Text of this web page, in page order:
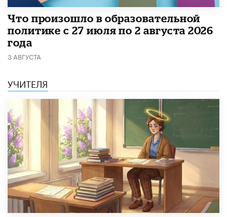
​Что произошло в образовательной
политике с 27 июля по 2 августа 2026
года
3 АВГУСТА
УЧИТЕЛЯ